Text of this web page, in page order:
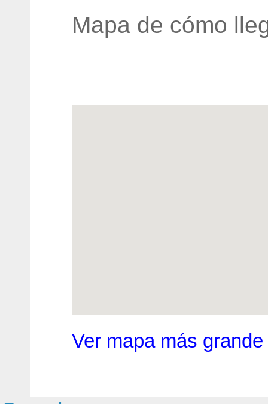
Mapa de cómo
Ver mapa más grande